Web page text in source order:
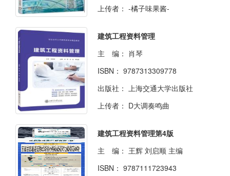
上传者： -橘子味果酱-
建筑工程资料管理
主 编： 肖琴
ISBN： 9787313309778
出版社： 上海交通大学出版社
上传者： D大调奏鸣曲
建筑工程资料管理第4版
主 编： 王辉 刘启顺 主编
ISBN： 9787111723943